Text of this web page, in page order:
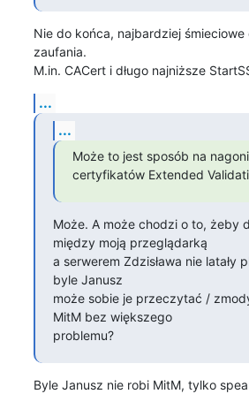
Nie do końca, najbardziej śmieciowe
zaufania.
M.in. CACert i długo najniższe
...
...
Może to jest sposób na
certyfikatów Extended
Może. A może chodzi o to, żeby
między moją przeglądarką
a serwerem Zdzisława nie latały
byle Janusz
może sobie je przeczytać /
MitM bez większego
problemu?
Byle Janusz nie robi MitM, tylko